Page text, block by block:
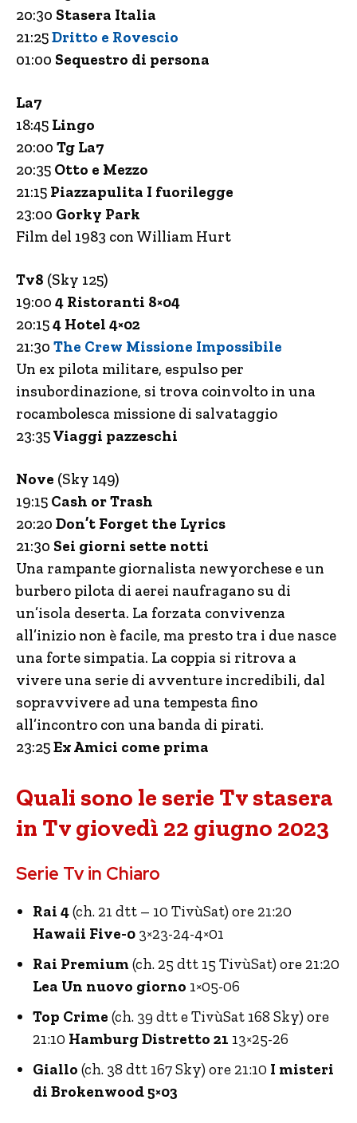
20:30 Stasera Italia
21:25Dritto e Rovescio
01:00 Sequestro di persona
La7
18:45 Lingo
20:00 Tg La7
20:35 Otto e Mezzo
21:15 Piazzapulita I fuorilegge
23:00 Gorky Park
Film del 1983 con William Hurt
Tv8 (Sky 125)
19:00 4 Ristoranti 8×04
20:154 Hotel 4×02
21:30 The Crew Missione Impossibile
Un ex pilota militare, espulso per
insubordinazione, si trova coinvolto in una
rocambolesca missione di salvataggio
23:35Viaggi pazzeschi
Nove (Sky 149)
19:15 Cash or Trash
20:20 Don’t Forget the Lyrics
21:30 Sei giorni sette notti
Una rampante giornalista newyorchese e un
burbero pilota di aerei naufragano su di
un’isola deserta. La forzata convivenza
all’inizio non è facile, ma presto tra i due nasce
una forte simpatia. La coppia si ritrova a
vivere una serie di avventure incredibili, dal
sopravvivere ad una tempesta fino
all’incontro con una banda di pirati.
23:25Ex Amici come prima
Quali sono le serie Tv stasera
in Tv giovedì 22 giugno 2023
Serie Tv in Chiaro
Rai 4(ch. 21 dtt – 10 TivùSat) ore 21:20
Hawaii Five-0 3×23-24-4×01
Rai Premium(ch. 25 dtt 15 TivùSat) ore 21:20
Lea Un nuovo giorno 1×05-06
Top Crime (ch. 39 dtt e TivùSat 168 Sky) ore
21:10 Hamburg Distretto 21 13×25-26
Giallo (ch. 38 dtt 167 Sky) ore 21:10 I misteri
di Brokenwood 5×03